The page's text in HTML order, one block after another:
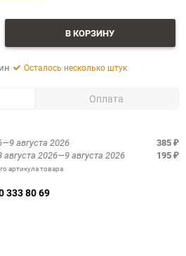
В КОРЗИНУ
Осталось несколько штук
Оплата
августа 2026 385 ₽
августа 2026—9 августа 2026 195 ₽
артикула товара
333 80 69